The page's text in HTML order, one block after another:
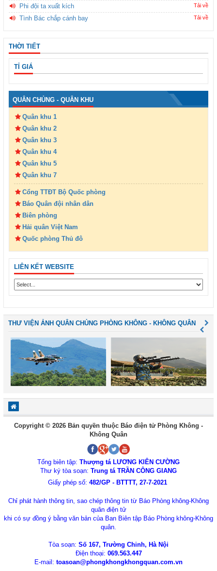
Phi đội ta xuất kích Tải về
Tình Bác chắp cánh bay Tải về
THỜI TIẾT
TỈ GIÁ
QUÂN CHỦNG - QUÂN KHU
Quân khu 1
Quân khu 2
Quân khu 3
Quân khu 4
Quân khu 5
Quân khu 7
Cổng TTĐT Bộ Quốc phòng
Báo Quân đội nhân dân
Biên phòng
Hải quân Việt Nam
Quốc phòng Thủ đô
LIÊN KẾT WEBSITE
THƯ VIỆN ẢNH QUÂN CHỦNG PHÒNG KHÔNG - KHÔNG QUÂN
Copyright © 2026 Bản quyền thuộc Báo điện tử Phòng Không -
Không Quân
Tổng biên tập: Thượng tá LƯƠNG KIÊN CƯỜNG
Thư ký tòa soạn: Trung tá TRẦN CÔNG GIANG
Giấy phép số: 482/GP - BTTTT, 27-7-2021
Chỉ phát hành thông tin, sao chép thông tin từ Báo Phòng không-Không
quân điện tử
khi có sự đồng ý bằng văn bản của Ban Biên tập Báo Phòng không-Không
quân.
Tòa soạn: Số 167, Trường Chinh, Hà Nội
Điện thoại: 069.563.447
E-mail: toasoan@phongkhongkhongquan.com.vn